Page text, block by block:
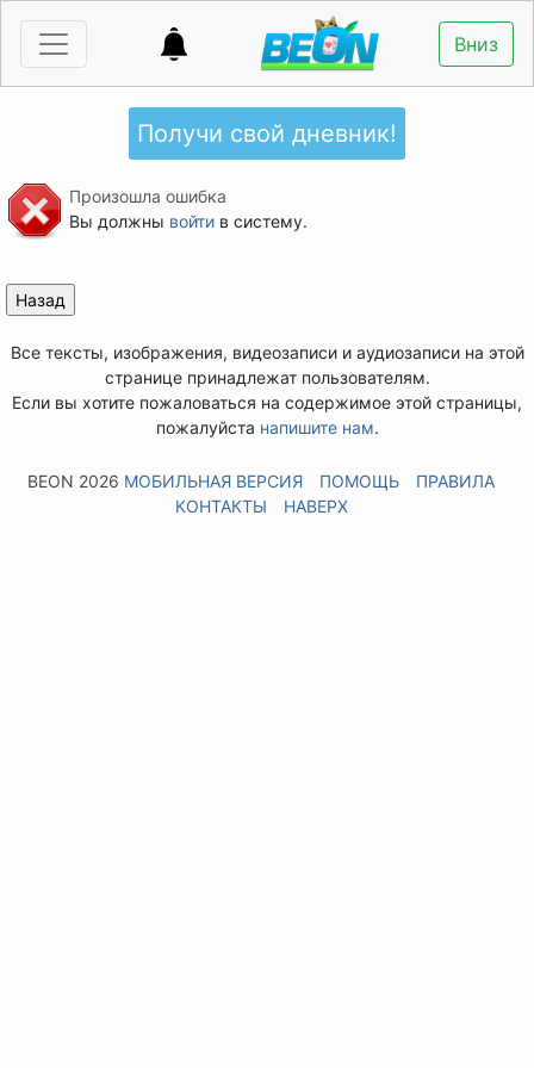
Вниз
Получи свой дневник!
Произошла ошибка
Вы должны войтив систему.
Все тексты, изображения, видеозаписи и аудиозаписи на этой
странице принадлежат пользователям.
Если вы хотите пожаловаться на содержимое этой страницы,
пожалуйста напишите нам.
BEON 2026 МОБИЛЬНАЯ ВЕРСИЯ ПОМОЩЬ
ПРАВИЛА
КОНТАКТЫ
НАВЕРХ